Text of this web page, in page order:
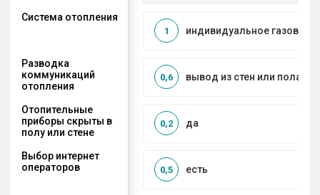
Система отопления
индивидуальное газовое
1
Разводка
коммуникаций
отопления
вывод из стен или пола
0,6
Отопительные
приборы скрыты в
полу или стене
да
0,2
Выбор интернет
операторов
есть
0,5